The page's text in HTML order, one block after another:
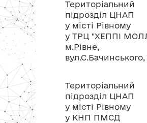
Територіальний
підрозділ ЦНАП
у місті Рівному
у ТРЦ "ХЕППІ
м.Рівне,
вул.С.Бачинського,
Територіальний
підрозділ ЦНАП
у місті Рівному
у КНП ПМСД